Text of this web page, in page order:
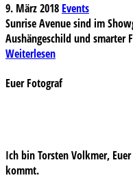
9. März 2018 Events
Sunrise Avenue sind im
Aushängeschild und smarter
Weiterlesen
Euer Fotograf
Ich bin Torsten Volkmer,
kommt.